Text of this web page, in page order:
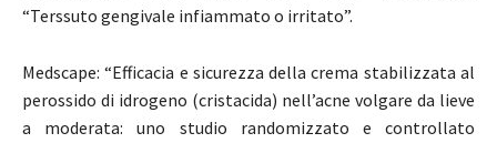
“Terssuto gengivale infiammato o irritato”.
Medscape: “Efficacia e sicurezza della crema stabilizzata al
perossido di idrogeno (cristacida) nell’acne volgare da lieve
a moderata: uno studio randomizzato e controllato